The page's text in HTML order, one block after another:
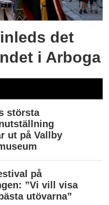
det
i Arboga
största
ut på Vallby
på
”Vi vill visa
utövarna”